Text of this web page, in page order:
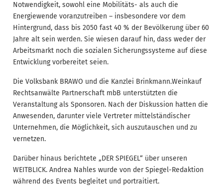
Notwendigkeit, sowohl eine Mobilitäts- als auch die
Energiewende voranzutreiben – insbesondere vor dem
Hintergrund, dass bis 2050 fast 40 % der Bevölkerung über 60
Jahre alt sein werden. Sie wiesen darauf hin, dass weder der
Arbeitsmarkt noch die sozialen Sicherungssysteme auf diese
Entwicklung vorbereitet seien.
Die Volksbank BRAWO und die Kanzlei Brinkmann.Weinkauf
Rechtsanwälte Partnerschaft mbB unterstützten die
Veranstaltung als Sponsoren. Nach der Diskussion hatten die
Anwesenden, darunter viele Vertreter mittelständischer
Unternehmen, die Möglichkeit, sich auszutauschen und zu
vernetzen.
Darüber hinaus berichtete „DER SPIEGEL“ über unseren
WEITBLICK. Andrea Nahles wurde von der Spiegel-Redaktion
während des Events begleitet und portraitiert.